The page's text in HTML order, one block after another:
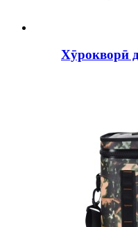
Хӯрокворӣ